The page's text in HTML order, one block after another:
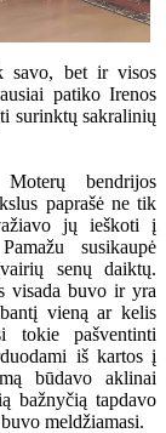
savo, bet ir visos
patiko Irenos
surinktų sakralinių
bendrijos
paprašė ne tik
jų ieš­koti į
susikaupė
senų daiktų.
visada buvo ir yra
vieną ar kelis
tokie pa­šventinti
iš kartos į
būdavo aklinai
bažnyčią tapdavo
meldžiamasi.